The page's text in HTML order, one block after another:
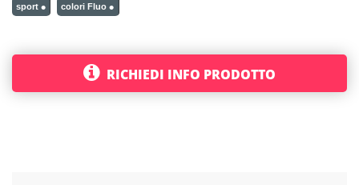
sport colori Fluo
RICHIEDI INFO PRODOTTO